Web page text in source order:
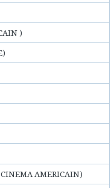
)
AMERICAIN)